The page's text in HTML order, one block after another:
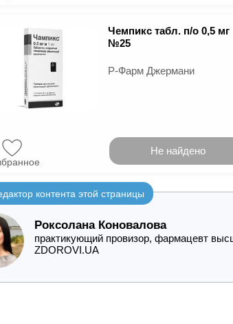
Чемпикс табл. п/о 0,5 мг
№25
Р-Фарм Джермани
Не найдено
контента этой страницы
Роксолана Коновалова
практикующий провизор, фармацевт
ZDOROVI.UA